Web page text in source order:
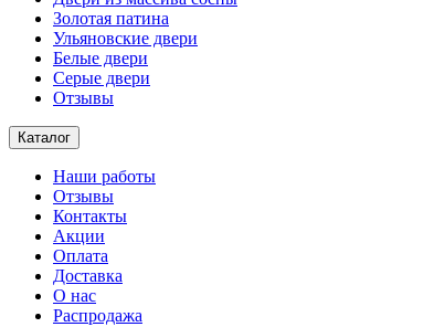
Золотая патина
Ульяновские двери
Белые двери
Серые двери
Отзывы
Каталог
Наши работы
Отзывы
Контакты
Акции
Оплата
Доставка
О нас
Распродажа